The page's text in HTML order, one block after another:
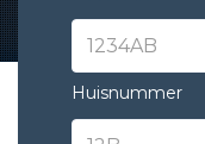
Huisnummer